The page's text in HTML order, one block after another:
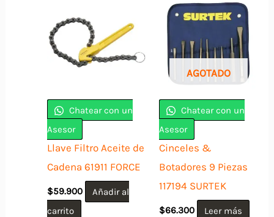
Chatear con un
Asesor
Llave Filtro Aceite de
Cadena 61911 FORCE
$59.900
Añadir al
carrito
AGOTADO
Chatear con un
Asesor
Cinceles &
Botadores 9 Piezas
117194 SURTEK
$66.300 Leer más